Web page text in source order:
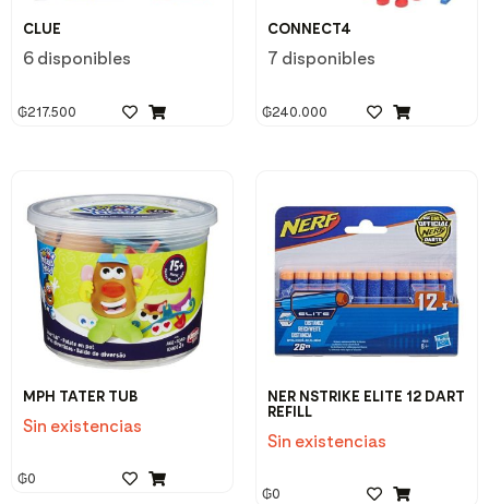
CLUE
6 disponibles
₲217.500
CONNECT4
7 disponibles
₲240.000
MPH TATER TUB
Sin existencias
₲0
NER NSTRIKE ELITE 12 DART
REFILL
Sin existencias
₲0